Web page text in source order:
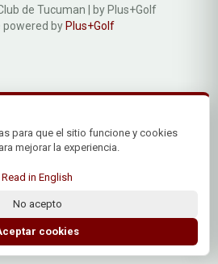
de Tucuman | by Plus+Golf
powered by Plus+Golf
para que el sitio funcione y cookies
mejorar la experiencia.
Read in English
No acepto
cookies